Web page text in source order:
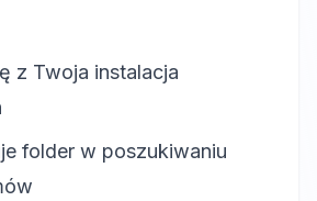
z Twoja instalacja
folder w poszukiwaniu